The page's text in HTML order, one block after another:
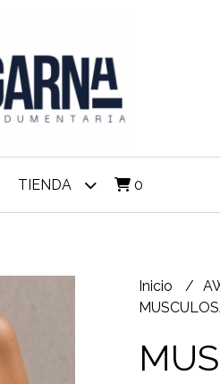
TIENDA 0
Inicio